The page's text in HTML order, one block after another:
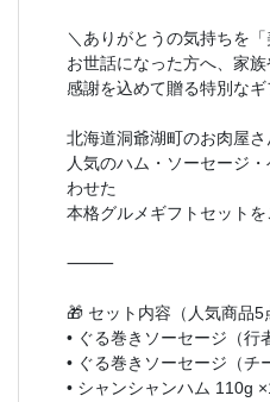
＼ありがとうの気持ちを
お世話になった方へ、家族
感謝を込めて贈る特別なギ
北海道洞爺湖町のお肉屋
人気のハム・ソーセージ
わせた
本格グルメギフトセットを
⸻
🎁 セット内容（人気商品5
• ぐる巻きソーセージ（行
• ぐる巻きソーセージ（チ
• シャンシャンハム 110g